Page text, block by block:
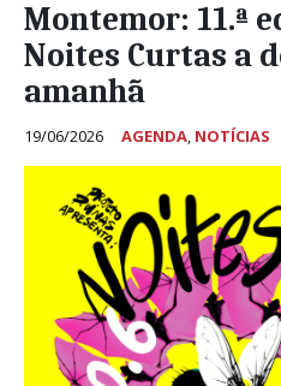
Montemor: 11.ª
Noites Curtas a
amanhã
19/06/2026 AGENDA, NOTÍCIAS